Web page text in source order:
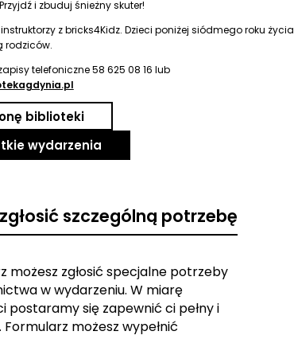
i zbuduj śnieżny skuter!
z bricks4Kidz. Dzieci poniżej siódmego roku życia
rodziców.
telefoniczne 58 625 08 16 lub
biblioteki
wydarzenia
szczególną potrzebę
możesz zgłosić specjalne potrzeby
w wydarzeniu. W miarę
postaramy się zapewnić ci pełny i
możesz wypełnić